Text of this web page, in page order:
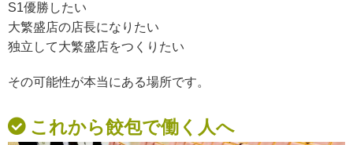
S1優勝したい
大繁盛店の店長になりたい
独立して大繁盛店をつくりたい
その可能性が本当にある場所です。
これから餃包で働く人へ